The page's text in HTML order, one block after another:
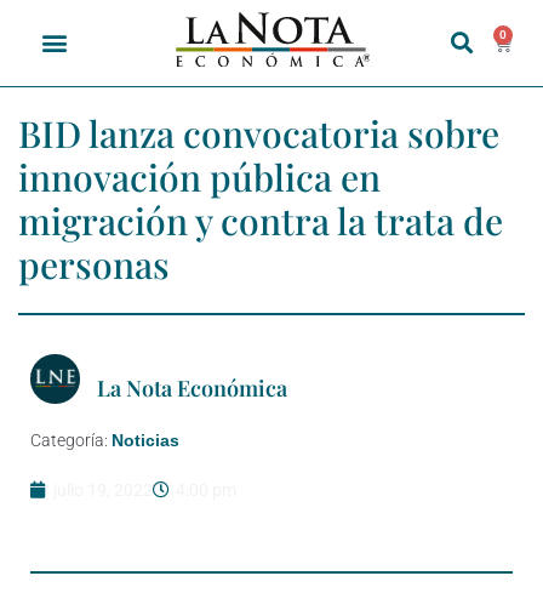
0
BID lanza convocatoria sobre
innovación pública en
migración y contra la trata de
personas
La Nota Económica
Categoría: Noticias